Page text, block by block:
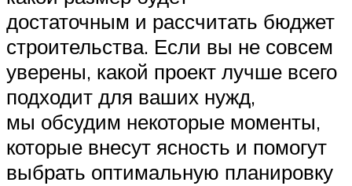
достаточным и рассчитать бюджет
строительства. Если вы не совсем
уверены, какой проект лучше всего
подходит для ваших нужд,
мы обсудим некоторые моменты,
которые внесут ясность и помогут
выбрать оптимальную планировку